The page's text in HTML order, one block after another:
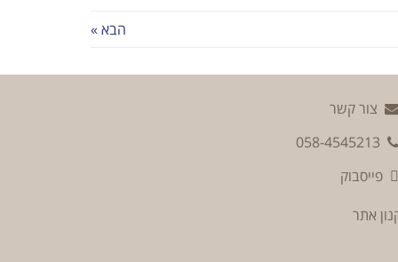
הבא »
צור קשר
058-4545213
פייסבוק
אתר